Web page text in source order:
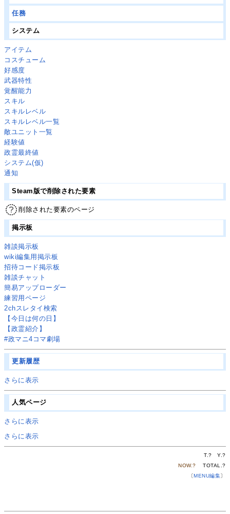
任務
システム
アイテム
コスチューム
好感度
武器特性
覚醒能力
スキル
スキルレベル
スキルレベル一覧
敵ユニット一覧
経験値
政霊最終値
システム(仮)
通知
Steam版で削除された要素
削除された要素のページ
掲示板
雑談掲示板
wiki編集用掲示板
招待コード掲示板
雑談チャット
簡易アップローダー
練習用ページ
2chスレタイ検索
【今日は何の日】
【政霊紹介】
#政マニ4コマ劇場
更新履歴
さらに表示
人気ページ
さらに表示
さらに表示
T.? Y.?
NOW.? TOTAL.?
〔 MENU編集〕